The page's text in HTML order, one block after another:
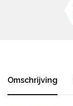
Omschrijving